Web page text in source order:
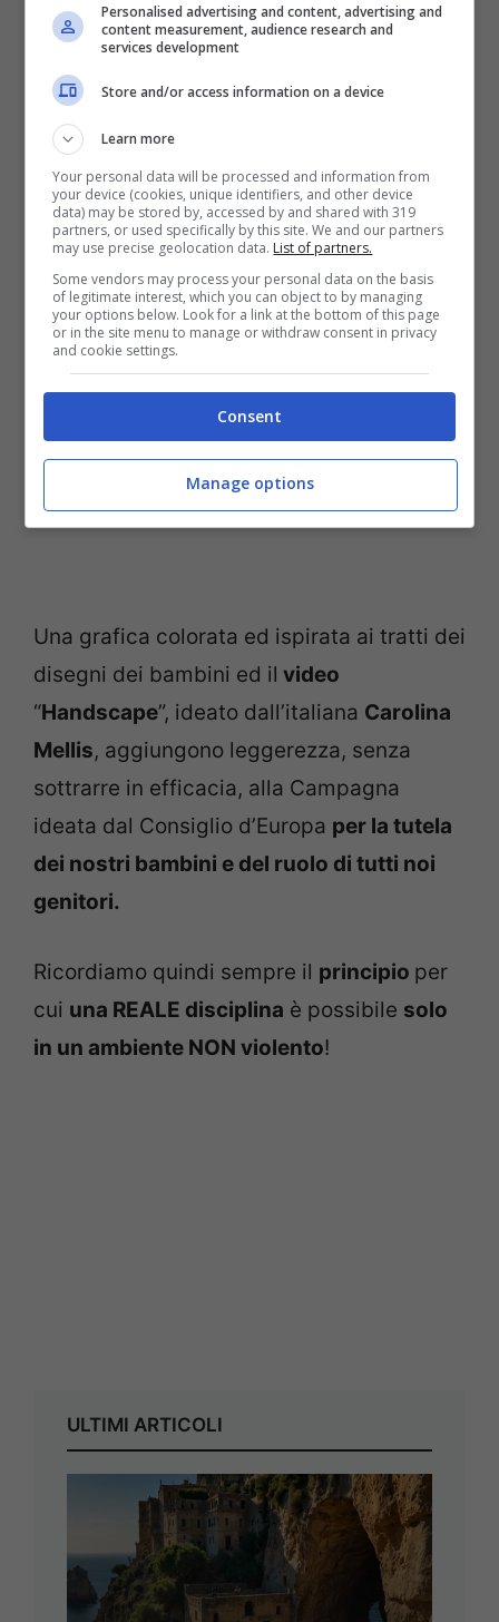
perseguire gli interessi del
bambino,
mirare al suototale sviluppo
violento,
impegnarsi perl’abolizione delle
pene corporali o psicologiche .
Una grafica colorata ed ispirata ai tratti dei
disegni dei bambini ed il video
“Handscape”, ideato dall’italiana Carolina
Mellis, aggiungono leggerezza, senza
sottrarre in efficacia, alla Campagna
ideata dal Consiglio d’Europa per la tutela
dei nostri bambini e del ruolo di tutti noi
genitori.
Ricordiamo quindi sempre il principio per
cui una REALE disciplina è possibile solo
in un ambiente NON violento!
ULTIMI ARTICOLI
Personalised advertising and content, advertising and
content measurement, audience research and
services development
Store and/or access information on a device
Learn more
Your personal data will be processed and information from
your device (cookies, unique identifiers, and other device
data) may be stored by, accessed by and shared with 319
partners, or used specifically by this site. We and our partners
may use precise geolocation data. List of partners.
Some vendors may process your personal data on the basis
of legitimate interest, which you can object to by managing
your options below. Look for a link at the bottom of this page
or in the site menu to manage or withdraw consent in privacy
and cookie settings.
Consent
Manage options